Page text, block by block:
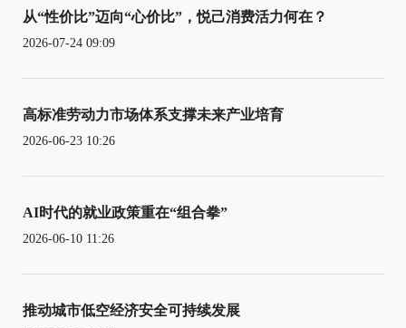
从“性价比”迈向“心价比”，悦己消费活力何在？
2026-07-24 09:09
高标准劳动力市场体系支撑未来产业培育
2026-06-23 10:26
AI时代的就业政策重在“组合拳”
2026-06-10 11:26
推动城市低空经济安全可持续发展